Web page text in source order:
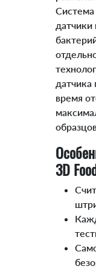
Система
датчики
датчика
время
3D